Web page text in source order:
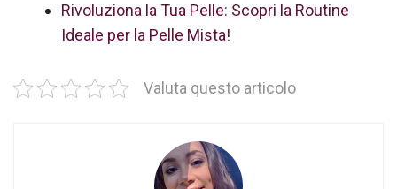
Rivoluziona la Tua Pelle: Scopri la Routine
Ideale per la Pelle Mista!
Valuta questo articolo